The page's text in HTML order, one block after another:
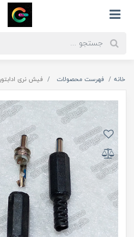
خانه فهرست محصولات فیش نری ادابتور 3/5 میلی متری